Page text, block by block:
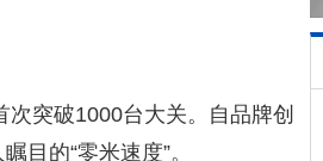
突破1000台大关。自品牌创
目的“零米速度”。